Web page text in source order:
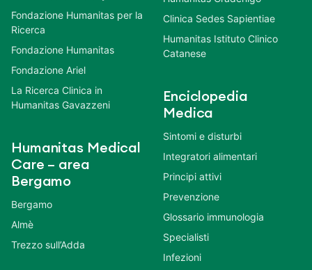
Fondazione Humanitas per la
Ricerca
Fondazione Humanitas
Fondazione Ariel
La Ricerca Clinica in
Humanitas Gavazzeni
Humanitas Medical
Care – area
Bergamo
Bergamo
Almè
Trezzo sull’Adda
Clinica Sedes Sapientiae
Humanitas Istituto Clinico
Catanese
Enciclopedia
Medica
Sintomi e disturbi
Integratori alimentari
Principi attivi
Prevenzione
Glossario immunologia
Specialisti
Infezioni